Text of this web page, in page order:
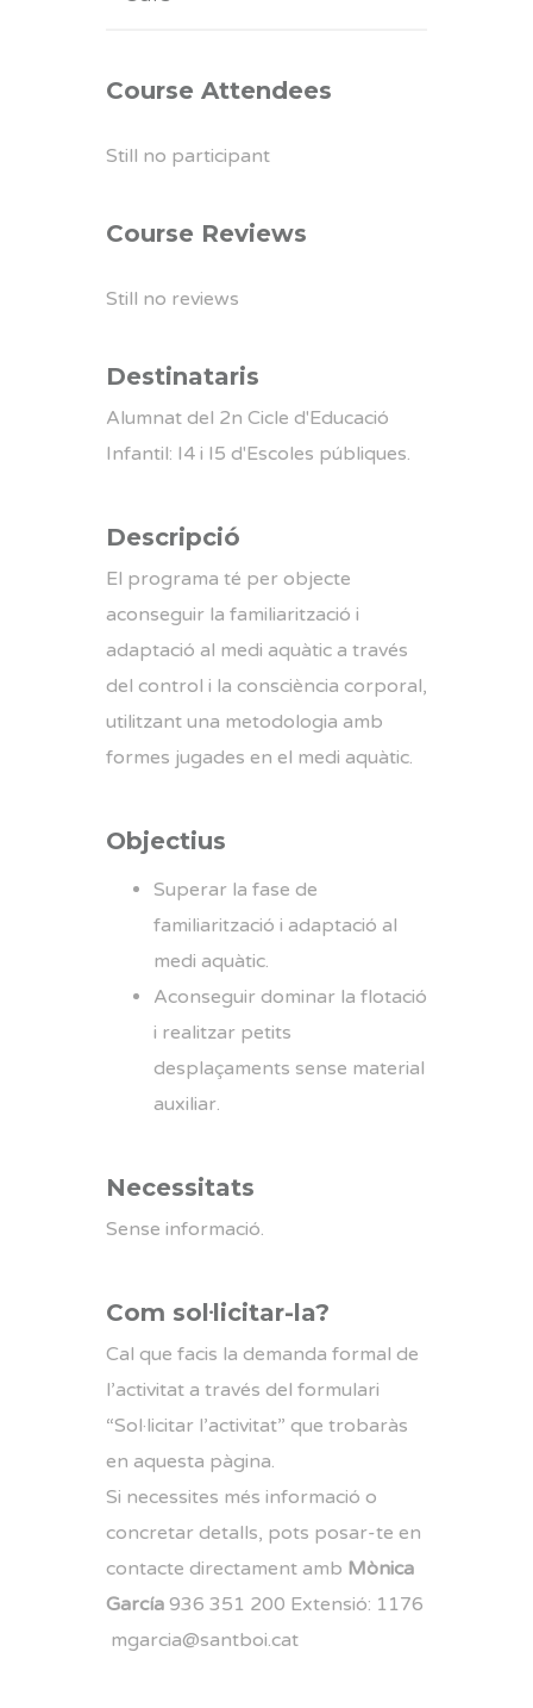
Course Attendees
Still no participant
Course Reviews
Still no reviews
Destinataris
Alumnat del 2n Cicle d'Educació
Infantil: I4 i I5 d'Escoles públiques.
Descripció
El programa té per objecte
aconseguir la familiarització i
adaptació al medi aquàtic a través
del control i la consciència corporal,
utilitzant una metodologia amb
formes jugades en el medi aquàtic.
Objectius
Superar la fase de
familiarització i adaptació al
medi aquàtic.
Aconseguir dominar la flotació
i realitzar petits
desplaçaments sense material
auxiliar.
Necessitats
Sense informació.
Com sol·licitar-la?
Cal que facis la demanda formal de
l’activitat a través del formulari
“Sol·licitar l’activitat” que trobaràs
en aquesta pàgina.
Si necessites més informació o
concretar detalls, pots posar-te en
contacte directament amb Mònica
García 936 351 200 Extensió: 1176
mgarcia@santboi.cat